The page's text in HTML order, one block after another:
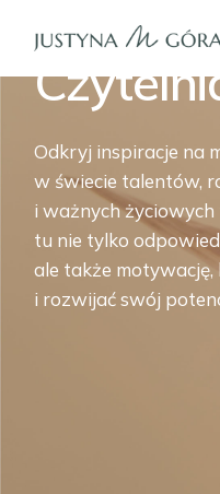
Odkryj inspiracje na
w świecie talentów,
i ważnych
tu nie tylko
ale także motywację,
i rozwijać swój